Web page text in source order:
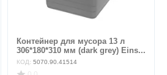
Контейнер для мусора 13 л
306*180*310 мм (dark grey) Eins...
КОД: 5070.90.41514